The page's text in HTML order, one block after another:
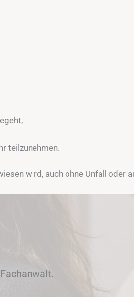
teilzunehmen.
wird, auch ohne Unfall oder